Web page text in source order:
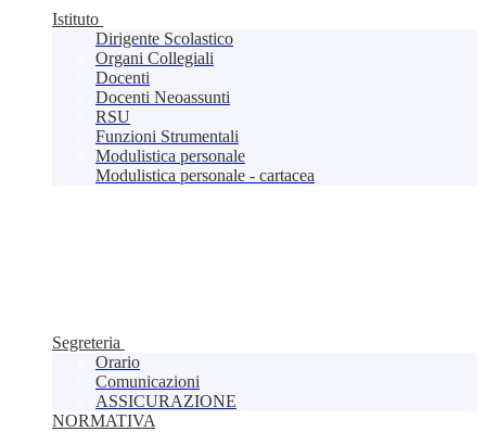
Istituto
Dirigente Scolastico
Organi Collegiali
Docenti
Docenti Neoassunti
RSU
Funzioni Strumentali
Modulistica personale
Modulistica personale - cartacea
Segreteria
Orario
Comunicazioni
ASSICURAZIONE
NORMATIVA